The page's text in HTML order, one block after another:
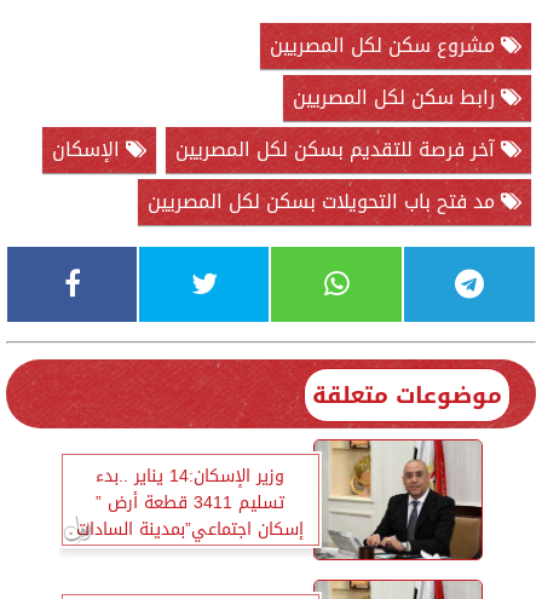
مشروع سكن لكل المصريين
رابط سكن لكل المصريين
آخر فرصة للتقديم بسكن لكل المصريين
الإسكان
مد فتح باب التحويلات بسكن لكل المصريين
موضوعات متعلقة
وزير الإسكان:14 يناير ..بدء
تسليم 3411 قطعة أرض ”
إسكان اجتماعي”بمدينة السادات